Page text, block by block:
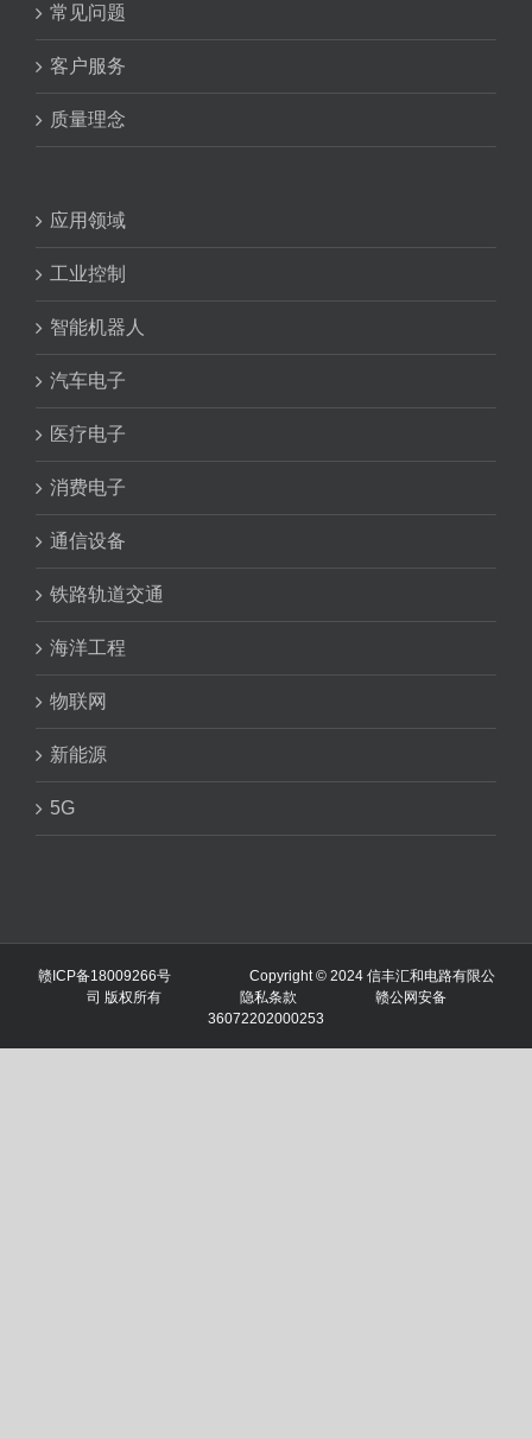
常见问题
客户服务
质量理念
应用领域
工业控制
智能机器人
汽车电子
医疗电子
消费电子
通信设备
铁路轨道交通
海洋工程
物联网
新能源
5G
赣ICP备18009266号Copyright © 2024 信丰汇和电路有限公
司 版权所有 隐私条款
赣公网安备
36072202000253